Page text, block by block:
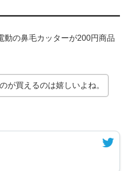
動の鼻毛カッターが200円商品
が買えるのは嬉しいよね。